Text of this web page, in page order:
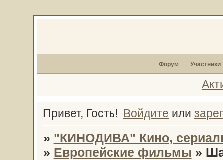
Форум Участники
Привет, Гость! Войдите или
» "КИНОДИВА" Кино,
» Европейские фильмы »